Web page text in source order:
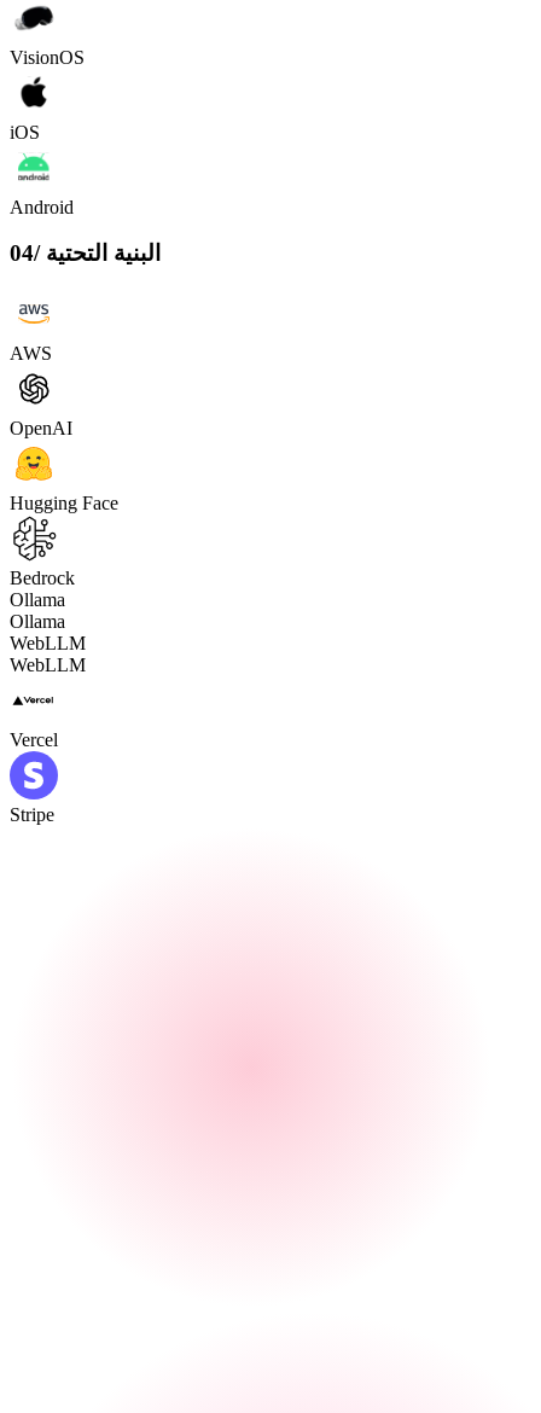
VisionOS
iOS
Android
04/ البنية التحتية
AWS
OpenAI
Hugging Face
Bedrock
Ollama
Ollama
WebLLM
WebLLM
Vercel
Stripe